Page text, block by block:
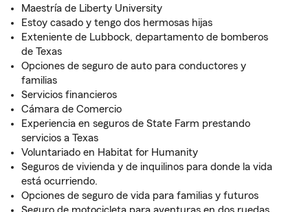
Maestría de Liberty University
Estoy casado y tengo dos hermosas hijas
Exteniente de Lubbock, departamento de bomberos
de Texas
Opciones de seguro de auto para conductores y
familias
Servicios financieros
Cámara de Comercio
Experiencia en seguros de State Farm prestando
servicios a Texas
Voluntariado en Habitat for Humanity
Seguros de vivienda y de inquilinos para donde la vida
está ocurriendo.
Opciones de seguro de vida para familias y futuros